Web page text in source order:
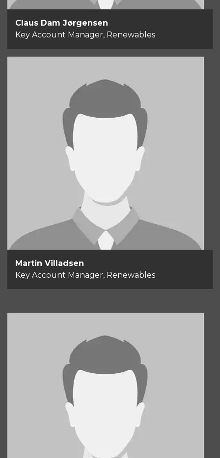
Claus Dam Jørgensen
Key Account Manager, Renewables
Martin Villadsen
Key Account Manager, Renewables
Martin Villadsen
Key Account Manager, Renewables
+45 21 94 37 47
Søren Bisgaard
Key Account Manager, Renewables
+45 21 60 16 41